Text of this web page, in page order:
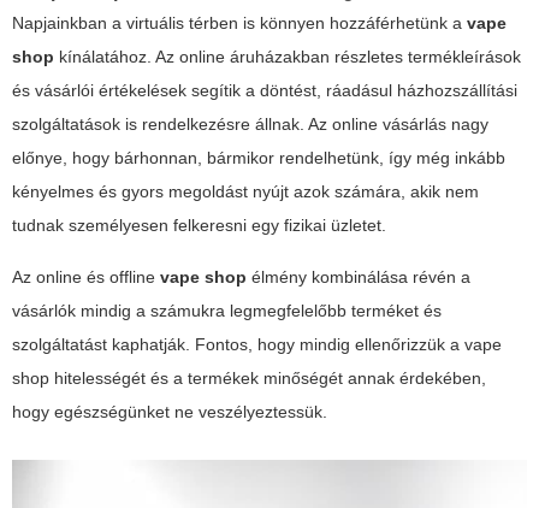
Napjainkban a virtuális térben is könnyen hozzáférhetünk a vape
shop kínálatához. Az online áruházakban részletes termékleírások
és vásárlói értékelések segítik a döntést, ráadásul házhozszállítási
szolgáltatások is rendelkezésre állnak. Az online vásárlás nagy
előnye, hogy bárhonnan, bármikor rendelhetünk, így még inkább
kényelmes és gyors megoldást nyújt azok számára, akik nem
tudnak személyesen felkeresni egy fizikai üzletet.
Az online és offline vape shop élmény kombinálása révén a
vásárlók mindig a számukra legmegfelelőbb terméket és
szolgáltatást kaphatják. Fontos, hogy mindig ellenőrizzük a vape
shop hitelességét és a termékek minőségét annak érdekében,
hogy egészségünket ne veszélyeztessük.